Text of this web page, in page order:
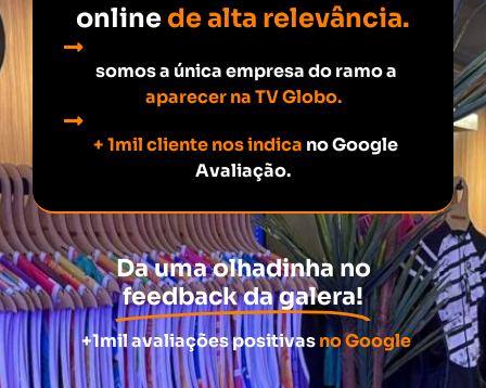
online de alta relevância.
somos a única empresa do ramo a
aparecer na TV Globo.
+ 1mil cliente nos indica no Google
Avaliação.
Da uma olhadinha no
feedback da galera!
+1mil avaliações positivasno Google